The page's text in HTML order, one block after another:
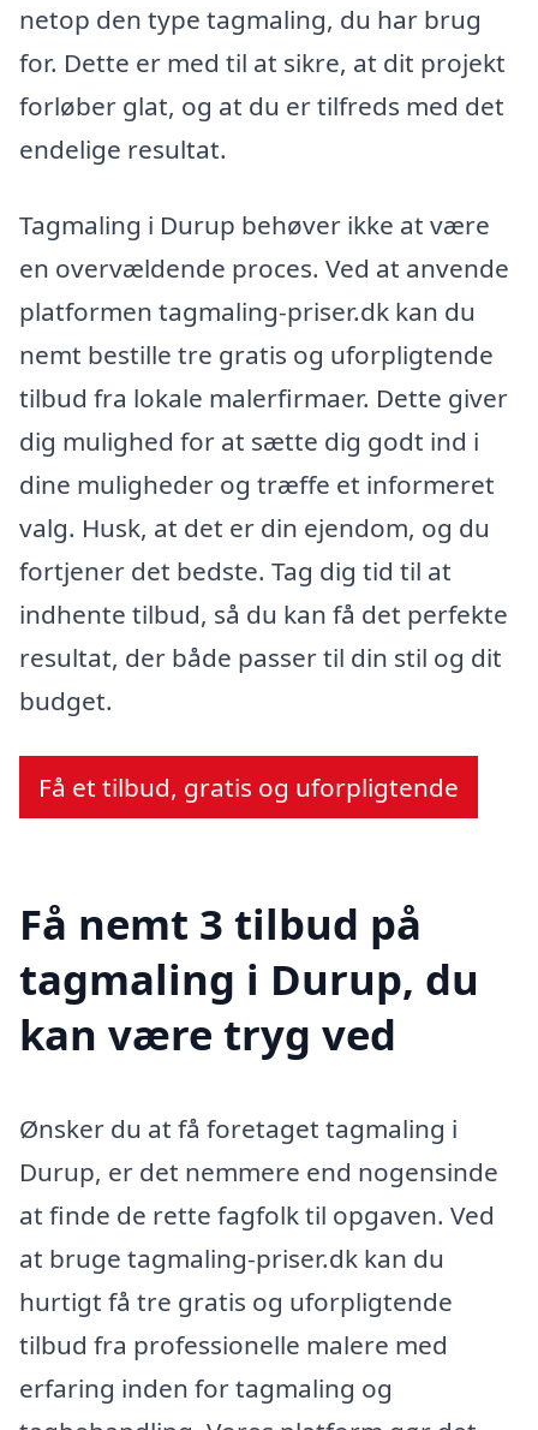
netop den type tagmaling, du har brug
for. Dette er med til at sikre, at dit projekt
forløber glat, og at du er tilfreds med det
endelige resultat.
Tagmaling i Durup behøver ikke at være
en overvældende proces. Ved at anvende
platformen tagmaling-priser.dk kan du
nemt bestille tre gratis og uforpligtende
tilbud fra lokale malerfirmaer. Dette giver
dig mulighed for at sætte dig godt ind i
dine muligheder og træffe et informeret
valg. Husk, at det er din ejendom, og du
fortjener det bedste. Tag dig tid til at
indhente tilbud, så du kan få det perfekte
resultat, der både passer til din stil og dit
budget.
Få et tilbud, gratis og uforpligtende
Få nemt 3 tilbud på
tagmaling i Durup, du
kan være tryg ved
Ønsker du at få foretaget tagmaling i
Durup, er det nemmere end nogensinde
at finde de rette fagfolk til opgaven. Ved
at bruge tagmaling-priser.dk kan du
hurtigt få tre gratis og uforpligtende
tilbud fra professionelle malere med
erfaring inden for tagmaling og